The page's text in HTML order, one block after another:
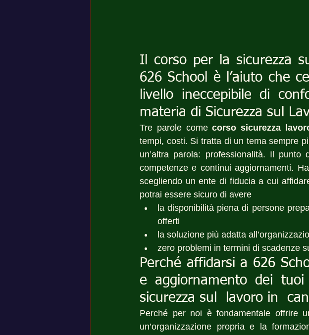
Il corso per la sicurezza
626 School è l’aiuto che
livello ineccepibile di
materia di Sicurezza sul
Tre parole come corso sicurezza
tempi, costi. Si tratta di un tema sempre
un’altra parola: professionalità. Il
competenze e continui aggiornamenti.
scegliendo un ente di fiducia a cui
potrai essere sicuro di avere
la disponibilità piena di persone
offerti
la soluzione più adatta
zero problemi in termini di scadenze
Perché affidarsi a 626
e aggiornamento dei
sicurezza sul  lavoro in
Perché per noi è fondamentale offrire
un’organizzazione propria e la